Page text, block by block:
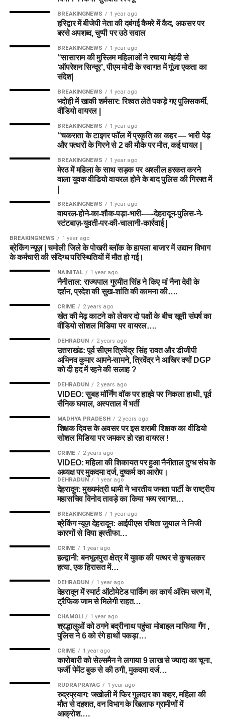
BREAKINGNEWS 1 year ago
हरिद्वार में बीजेपी नेता की दबंगई कैमरे में कैद, अफसर पर
बरसे अपशब्द, चुप्पी पर उठे सवाल
BREAKINGNEWS 1 year ago
“सासाराम की मुस्लिम महिलाओं ने रचाया मेहंदी से
‘ऑपरेशन सिन्दूर’, पीएम मोदी के स्वागत में गूंजा एकता का
संदेश|
BREAKINGNEWS 1 year ago
भदोही में खाकी शर्मसार: रिश्वत लेते पकड़े गए पुलिसकर्मी,
वीडियो वायरल |
BREAKINGNEWS 1 year ago
“चकराता के टाइगर फॉल में प्रकृति का कहर — भारी पेड़
और पत्थरों के गिरने से 2 की मौके पर मौत, कई घायल |
BREAKINGNEWS 1 year ago
मेरठ में महिला के साथ सड़क पर अश्लील हरकत करने
वाला युवक वीडियो वायरल होने के बाद पुलिस की गिरफ्त में
BREAKINGNEWS 1 year ago
वायरल-होने-का-शौक-पड़ा-भारी-—-देहरादून-पुलिस-ने-
स्टंटबाज़-युवती-पर-की-चालानी-कार्रवाई |
BREAKINGNEWS 1 year ago
ब्रेकिंग न्यूज़ | चमोली जिले के पोखरी ब्लॉक के हापला बाजार में उद्यान विभाग
के कर्मचारी की संदिग्ध परिस्थितियों में मौत हो गई।
NAINITAL 1 year ago
नैनीताल: राज्यपाल गुरमीत सिंह ने किए मां नैना देवी के
दर्शन, प्रदेश की सुख-शांति की कामना की….
CRIME 2 years ago
खेत की मेढ़ काटने को लेकर दो पक्षों के बीच खूनी संघर्ष का
वीडियो सोशल मिडिया पर वायरल….
DEHRADUN 2 years ago
उत्तराखंड: पूर्व सीएम त्रिवेंद्र सिंह रावत और डीजीपी
अभिनव कुमार आमने-सामने, त्रिवेंद्र ने आखिर क्यों DGP
को दी हद में रहने की सलाह ?
DEHRADUN 2 years ago
VIDEO: सुबह मॉर्निंग वॉक पर हाइवे पर निकला हाथी, पूर्व
सैनिक घयाल, अस्पताल में भर्ती
MADHYA PRADESH 2 years ago
शिक्षक दिवस के अवसर पर इस शराबी शिक्षक का वीडियो
सोशल मिडिया पर जमकर हो रहा वायरल !
CRIME 2 years ago
VIDEO: महिला की शिकायत पर हुआ नैनीताल दुग्ध संघ के
अध्यक्ष पर मुकदमा दर्ज, दुष्कर्म का आरोप।
DEHRADUN 1 year ago
देहरादून: मुख्यमंत्री धामी ने भारतीय जनता पार्टी के राष्ट्रीय
महासचिव विनोद तावड़े का किया भव्य स्वागत…
BREAKINGNEWS 1 year ago
ब्रेकिंग न्यूज़ देहरादून: आईपीएस रचिता जुयाल ने निजी
कारणों से दिया इस्तीफा…
CRIME 1 year ago
हल्द्वानी: बनभूलपुरा क्षेत्र में युवक की पत्थर से कुचलकर
हत्या, एक हिरासत में…
DEHRADUN 1 year ago
देहरादून में स्मार्ट ऑटोमेटेड पार्किंग का कार्य अंतिम चरण में,
ट्रैफिक जाम से मिलेगी राहत…
CHAMOLI 1 year ago
श्रद्धालुओं को ठगने बद्रीनाथ पहुंचा मोबाइल माफिया गैंग ,
पुलिस ने 6 को रंगे हाथों पकड़ा…
CRIME 1 year ago
कारोबारी को सेल्समैन ने लगाया 9 लाख से ज्यादा का चूना,
फर्जी पेमेंट बुक से की ठगी, मुकदमा दर्ज…
RUDRAPRAYAG 1 year ago
रुद्रप्रयाग: जखोली में फिर गुलदार का कहर, महिला की
मौत से दहशत, वन विभाग के खिलाफ ग्रामीणों में
आक्रोश….